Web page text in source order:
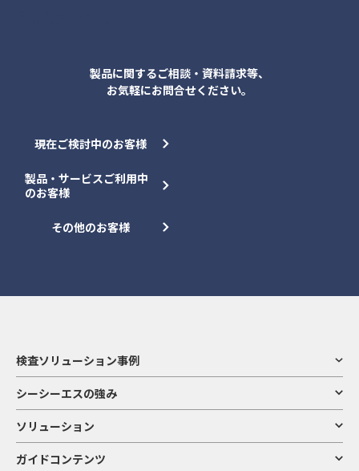
製品に関するご相談・資料請求等、
お気軽にお問合せください。
現在ご検討中のお客様
製品・サービスご利用中
のお客様
その他のお客様
検査ソリューション事例
シーシーエスの強み
ソリューション
ガイドコンテンツ